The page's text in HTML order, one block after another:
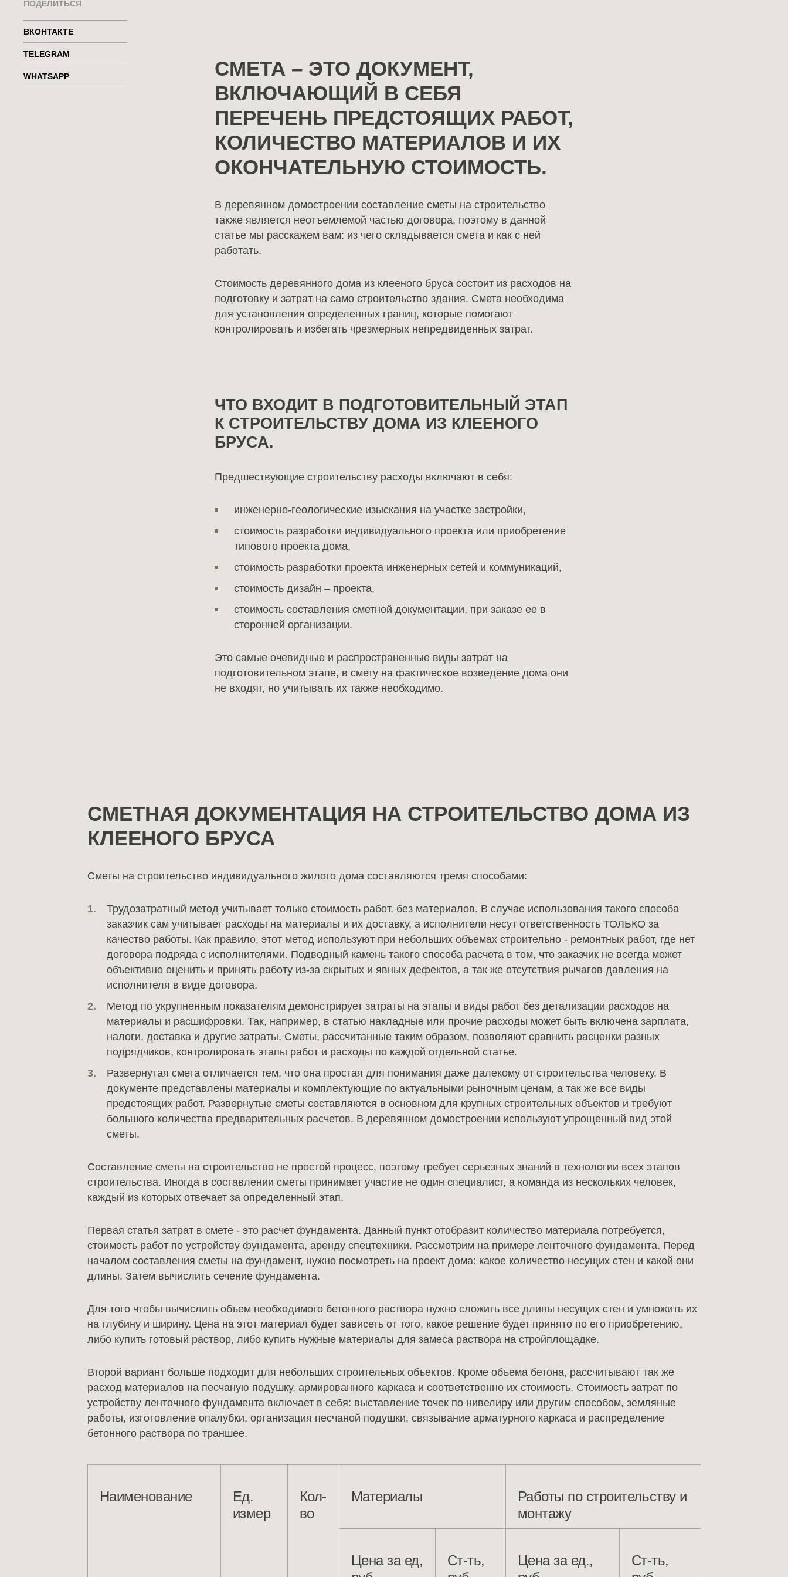
Реализованные проекты
СМЕТА – ЭТО ДОКУМЕНТ,
ВКЛЮЧАЮЩИЙ В СЕБЯ
ПЕРЕЧЕНЬ ПРЕДСТОЯЩИХ РАБОТ,
КОЛИЧЕСТВО МАТЕРИАЛОВ И ИХ
ОКОНЧАТЕЛЬНУЮ СТОИМОСТЬ.
В деревянном домостроении составление сметы на строительство
также является неотъемлемой частью договора, поэтому в данной
статье мы расскажем вам: из чего складывается смета и как с ней
работать.
Стоимость деревянного дома из клееного бруса состоит из расходов на
подготовку и затрат на само строительство здания. Смета необходима
для установления определенных границ, которые помогают
контролировать и избегать чрезмерных непредвиденных затрат.
ЧТО ВХОДИТ В ПОДГОТОВИТЕЛЬНЫЙ ЭТАП
К СТРОИТЕЛЬСТВУ ДОМА ИЗ КЛЕЕНОГО
БРУСА.
Предшествующие строительству расходы включают в себя:
инженерно-геологические изыскания на участке застройки,
стоимость разработки индивидуального проекта или приобретение
типового проекта дома,
стоимость разработки проекта инженерных сетей и коммуникаций,
стоимость дизайн – проекта,
стоимость составления сметной документации, при заказе ее в
сторонней организации.
Это самые очевидные и распространенные виды затрат на
подготовительном этапе, в смету на фактическое возведение дома они
не входят, но учитывать их также необходимо.
СМЕТНАЯ ДОКУМЕНТАЦИЯ НА СТРОИТЕЛЬСТВО ДОМА ИЗ
КЛЕЕНОГО БРУСА
Сметы на строительство индивидуального жилого дома составляются тремя способами:
Трудозатратный метод учитывает только стоимость работ, без материалов. В случае использования такого способа
заказчик сам учитывает расходы на материалы и их доставку, а исполнители несут ответственность ТОЛЬКО за
качество работы. Как правило, этот метод используют при небольших объемах строительно - ремонтных работ, где нет
договора подряда с исполнителями. Подводный камень такого способа расчета в том, что заказчик не всегда может
объективно оценить и принять работу из-за скрытых и явных дефектов, а так же отсутствия рычагов давления на
исполнителя в виде договора.
Метод по укрупненным показателям демонстрирует затраты на этапы и виды работ без детализации расходов на
материалы и расшифровки. Так, например, в статью накладные или прочие расходы может быть включена зарплата,
налоги, доставка и другие затраты. Сметы, рассчитанные таким образом, позволяют сравнить расценки разных
подрядчиков, контролировать этапы работ и расходы по каждой отдельной статье.
Развернутая смета отличается тем, что она простая для понимания даже далекому от строительства человеку. В
документе представлены материалы и комплектующие по актуальными рыночным ценам, а так же все виды
предстоящих работ. Развернутые сметы составляются в основном для крупных строительных объектов и требуют
большого количества предварительных расчетов. В деревянном домостроении используют упрощенный вид этой
сметы.
Составление сметы на строительство не простой процесс, поэтому требует серьезных знаний в технологии всех этапов
строительства. Иногда в составлении сметы принимает участие не один специалист, а команда из нескольких человек,
каждый из которых отвечает за определенный этап.
Первая статья затрат в смете - это расчет фундамента. Данный пункт отобразит количество материала потребуется,
стоимость работ по устройству фундамента, аренду спецтехники. Рассмотрим на примере ленточного фундамента. Перед
началом составления сметы на фундамент, нужно посмотреть на проект дома: какое количество несущих стен и какой они
длины. Затем вычислить сечение фундамента.
Для того чтобы вычислить объем необходимого бетонного раствора нужно сложить все длины несущих стен и умножить их
на глубину и ширину. Цена на этот материал будет зависеть от того, какое решение будет принято по его приобретению,
либо купить готовый раствор, либо купить нужные материалы для замеса раствора на стройплощадке.
Второй вариант больше подходит для небольших строительных объектов. Кроме объема бетона, рассчитывают так же
расход материалов на песчаную подушку, армированного каркаса и соответственно их стоимость. Стоимость затрат по
устройству ленточного фундамента включает в себя: выставление точек по нивелиру или другим способом, земляные
работы, изготовление опалубки, организация песчаной подушки, связывание арматурного каркаса и распределение
бетонного раствора по траншее.
Наименование
Ед.
измер
Кол-
во
Материалы
Работы по строительству и
монтажу
Цена за ед,
Ст-ть,
Цена за ед.,
Ст-ть,
ПОДЕЛИТЬСЯ
ВКОНТАКТЕ
TELEGRAM
WHATSAPP